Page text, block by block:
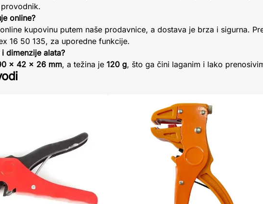
online?
kupovinu putem naše prodavnice, a dostava je brza i sigurna.
16 50 135, za uporedne funkcije.
dimenzije alata?
x 42 x 26 mm, a težina je 120 g, što ga čini laganim i lako